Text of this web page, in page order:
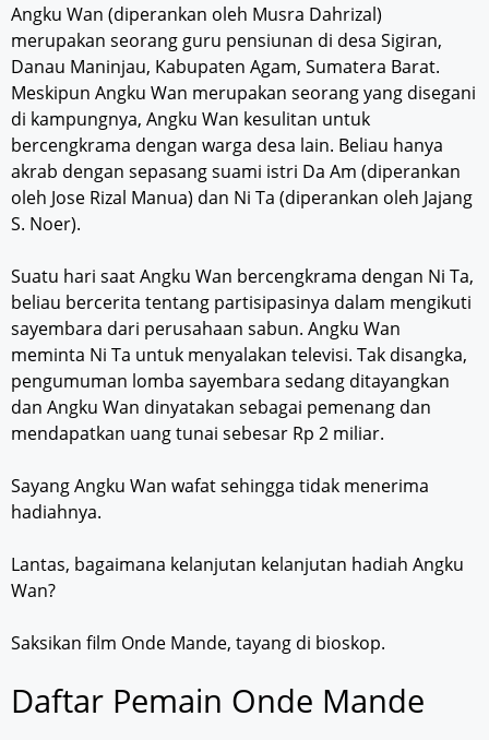
Angku Wan (diperankan oleh Musra Dahrizal)
merupakan seorang guru pensiunan di desa Sigiran,
Danau Maninjau, Kabupaten Agam, Sumatera Barat.
Meskipun Angku Wan merupakan seorang yang disegani
di kampungnya, Angku Wan kesulitan untuk
bercengkrama dengan warga desa lain. Beliau hanya
akrab dengan sepasang suami istri Da Am (diperankan
oleh Jose Rizal Manua) dan Ni Ta (diperankan oleh Jajang
S. Noer).
Suatu hari saat Angku Wan bercengkrama dengan Ni Ta,
beliau bercerita tentang partisipasinya dalam mengikuti
sayembara dari perusahaan sabun. Angku Wan
meminta Ni Ta untuk menyalakan televisi. Tak disangka,
pengumuman lomba sayembara sedang ditayangkan
dan Angku Wan dinyatakan sebagai pemenang dan
mendapatkan uang tunai sebesar Rp 2 miliar.
Sayang Angku Wan wafat sehingga tidak menerima
hadiahnya.
Lantas, bagaimana kelanjutan kelanjutan hadiah Angku
Wan?
Saksikan film Onde Mande, tayang di bioskop.
Daftar Pemain Onde Mande